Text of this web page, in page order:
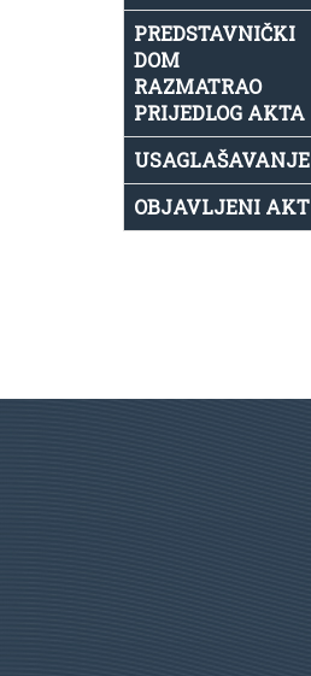
PREDSTAVNIČKI
DOM
RAZMATRAO
PRIJEDLOG AKTA
USAGLAŠAVANJE
OBJAVLJENI AKT